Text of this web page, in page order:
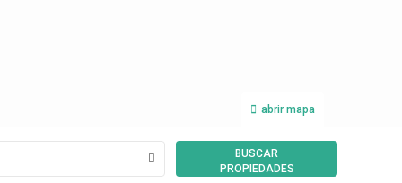
abrir mapa
BUSCAR
PROPIEDADES